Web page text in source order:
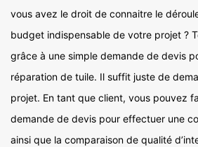
vous avez le droit de connaitre le
budget indispensable de votre projet ?
grâce à une simple demande de devis
réparation de tuile. Il suffit juste de
projet. En tant que client, vous pouvez
demande de devis pour effectuer une
ainsi que la comparaison de qualité